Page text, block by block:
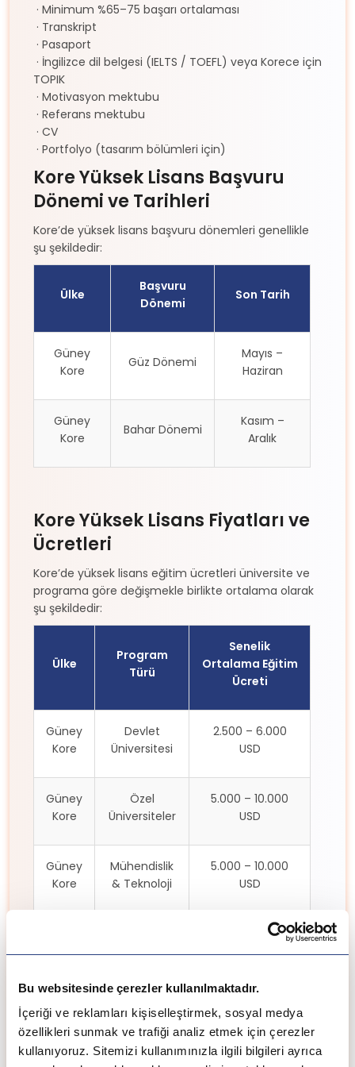
Bu websitesinde çerezler kullanılmaktadır.
İçeriği ve reklamları kişiselleştirmek, sosyal medya
özellikleri sunmak ve trafiği analiz etmek için çerezler
kullanıyoruz. Sitemizi kullanımınızla ilgili bilgileri ayrıca
· Minimum %65–75 başarı ortalaması
· Transkript
· Pasaport
· İngilizce dil belgesi (IELTS / TOEFL) veya Korece için
TOPIK
· Motivasyon mektubu
· Referans mektubu
· CV
· Portfolyo (tasarım bölümleri için)
Kore Yüksek Lisans Başvuru
Dönemi ve Tarihleri
Kore’de yüksek lisans başvuru dönemleri genellikle
şu şekildedir:
Ülke
Başvuru
Dönemi
Son Tarih
Güney
Kore
Güz Dönemi
Mayıs –
Haziran
Güney
Kore
Bahar Dönemi
Kasım –
Aralık
Kore Yüksek Lisans Fiyatları ve
Ücretleri
Kore’de yüksek lisans eğitim ücretleri üniversite ve
programa göre değişmekle birlikte ortalama olarak
şu şekildedir:
Ülke
Program
Türü
Senelik
Ortalama Eğitim
Ücreti
Güney
Kore
Devlet
Üniversitesi
2.500 – 6.000
USD
Güney
Kore
Özel
Üniversiteler
5.000 – 10.000
USD
Güney
Kore
Mühendislik
& Teknoloji
5.000 – 10.000
USD
Kore
Sosyal
4.000 – 8.000
USD
Kore Yüksek Lisans YÖK